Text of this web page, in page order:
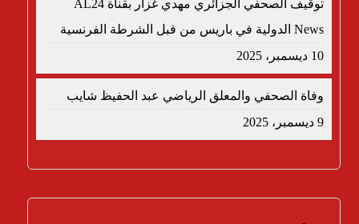
توقيف الصحفي الجزائري مهدي غزار بقناة AL24
News الدولية في باريس من قبل الشرطة الفرنسية
10 ديسمبر، 2025
وفاة الصحفي والمعلق الرياضي عبد الحفيظ شايب
9 ديسمبر، 2025